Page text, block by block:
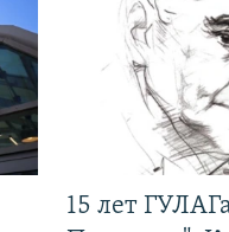
15 лет